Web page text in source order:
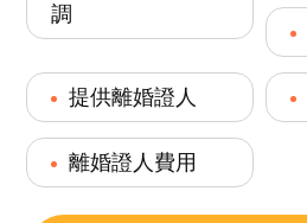
調
提供離婚證人
離婚證人費用